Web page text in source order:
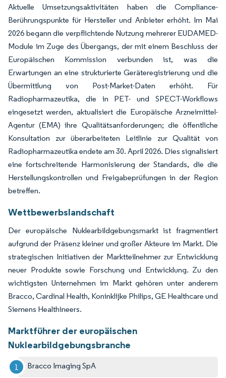
Aktuelle Umsetzungsaktivitäten haben die Compliance-
Berührungspunkte für Hersteller und Anbieter erhöht. Im Mai
2026 begann die verpflichtende Nutzung mehrerer EUDAMED-
Module im Zuge des Übergangs, der mit einem Beschluss der
Europäischen Kommission verbunden ist, was die
Erwartungen an eine strukturierte Geräteregistrierung und die
Übermittlung von Post-Market-Daten erhöht. Für
Radiopharmazeutika, die in PET- und SPECT-Workflows
eingesetzt werden, aktualisiert die Europäische Arzneimittel-
Agentur (EMA) ihre Qualitätsanforderungen; die öffentliche
Konsultation zur überarbeiteten Leitlinie zur Qualität von
Radiopharmazeutika endete am 30. April 2026. Dies signalisiert
eine fortschreitende Harmonisierung der Standards, die die
Herstellungskontrollen und Freigabeprüfungen in der Region
betreffen.
Wettbewerbslandschaft
Der europäische Nuklearbildgebungsmarkt ist fragmentiert
aufgrund der Präsenz kleiner und großer Akteure im Markt. Die
strategischen Initiativen der Marktteilnehmer zur Entwicklung
neuer Produkte sowie Forschung und Entwicklung. Zu den
wichtigsten Unternehmen im Markt gehören unter anderem
Bracco, Cardinal Health, Koninklijke Philips, GE Healthcare und
Siemens Healthineers.
Marktführer der europäischen
Nuklearbildgebungsbranche
Bracco Imaging SpA